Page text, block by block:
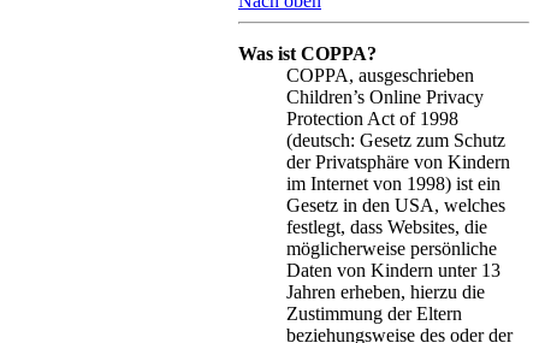
Was ist COPPA?
COPPA, ausgeschrieben
Children’s Online Privacy
Protection Act of 1998
(deutsch: Gesetz zum Schutz
der Privatsphäre von Kindern
im Internet von 1998) ist ein
Gesetz in den USA, welches
festlegt, dass Websites, die
möglicherweise persönliche
Daten von Kindern unter 13
Jahren erheben, hierzu die
Zustimmung der Eltern
beziehungsweise des oder der